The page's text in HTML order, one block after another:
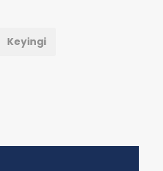
Keyingi